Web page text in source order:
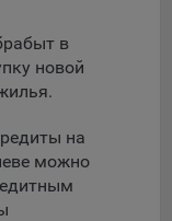
для настройки
информацию о
о
местных
образом
в
новой
на
можно